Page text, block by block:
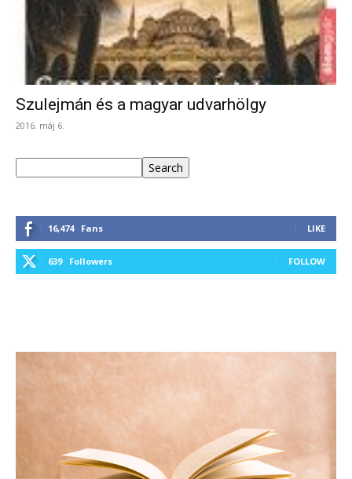
Szulejmán és a magyar udvarhölgy
2016. máj 6.
Search
16,474 Fans LIKE
639 Followers FOLLOW